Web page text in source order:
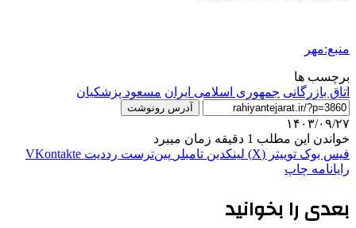
منبع:مهر
برچسب ها
اتاق بازرگانی جمهوری اسلامی ایران مسعود پزشکیان
آدرس رونوشت
۱۴۰۳/۰۹/۲۷
خواندن این مطلب 1 دقیقه زمان میبرد
فیس بوک توییتر (X) لینکدین ‫تامبلر ‫پین‌ترست ‫رددیت ‫VKontakte
رایانامه چاپ
بعدی را بخوانید